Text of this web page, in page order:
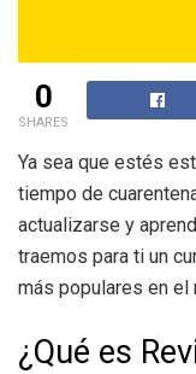
0
SHARES
Ya sea que estés
tiempo de
actualizarse y
traemos para ti un
más populares en el
¿Qué es